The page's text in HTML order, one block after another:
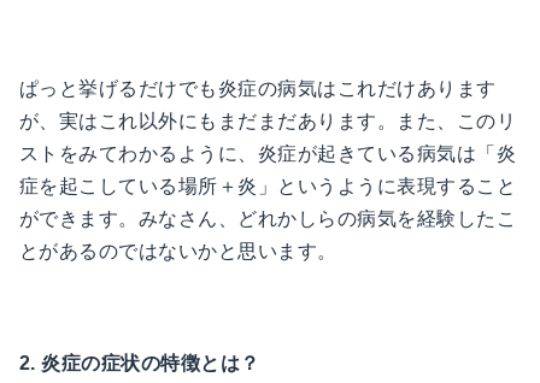
ぱっと挙げるだけでも炎症の病気はこれだけあります
が、実はこれ以外にもまだまだあります。また、このリ
ストをみてわかるように、炎症が起きている病気は「炎
症を起こしている場所＋炎」というように表現すること
ができます。みなさん、どれかしらの病気を経験したこ
とがあるのではないかと思います。
2. 炎症の症状の特徴とは？